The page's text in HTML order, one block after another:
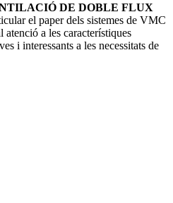
DE DOBLE FLUX
el paper dels sistemes de VMC
a les característiques
i interessants a les necessitats de